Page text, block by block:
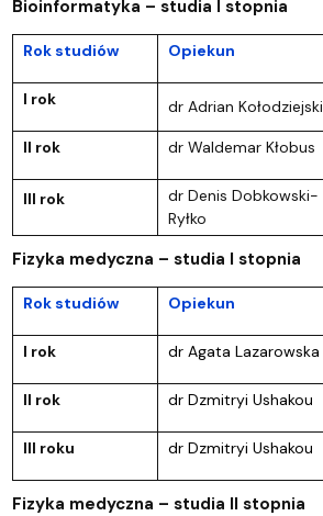
Bioinformatyka – studia I stopnia
Rok studiów Opiekun
I rok dr Adrian Kołodziejski
II rok dr Waldemar Kłobus
III rok
dr Denis Dobkowski-
Ryłko
Fizyka medyczna – studia I stopnia
Rok studiów Opiekun
I rok dr Agata Lazarowska
II rok dr Dzmitryi Ushakou
III roku dr Dzmitryi Ushakou
Fizyka medyczna – studia II stopnia